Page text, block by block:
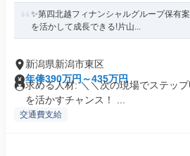
✨️第四北越フィナンシャルグループ保有
を活かして成長できる!片山...
新潟県新潟市東区
年俸390万円～435万円
求める人材: ＼＼次の現場でステッ
を活かすチャンス！ ...
交通費支給